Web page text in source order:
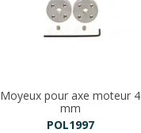
Moyeux pour axe moteur 4
mm
POL1997